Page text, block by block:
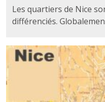
Les quartiers de Nice
différenciés.